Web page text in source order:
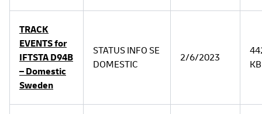
TRACK
EVENTS for
IFTSTA D94B
– Domestic
Sweden
STATUS INFO SE
DOMESTIC
2/6/2023
KB